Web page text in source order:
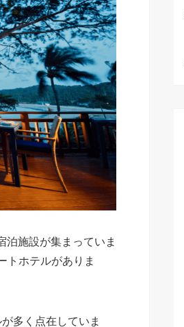
泊施設が集まっていま
トホテルがありま
多く点在していま